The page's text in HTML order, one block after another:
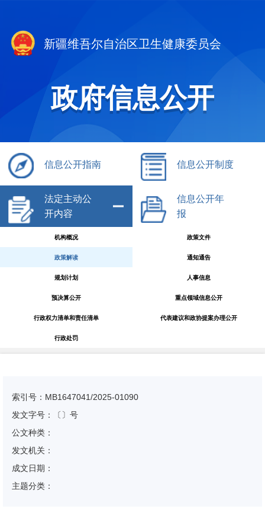
新疆维吾尔自治区卫生健康委员会
政府信息公开
信息公开指南 信息公开制度
法定主动公
开内容
机构概况 政策文件
政策解读 通知通告
规划计划 人事信息
预决算公开 重点领域信息公开
行政权力清单和责任清单 代表建议和政协提案办理公开
行政处罚
信息公开年
报
索引号：MB1647041/2025-01090
发文字号：〔〕号
公文种类：
发文机关：
成文日期：
主题分类：